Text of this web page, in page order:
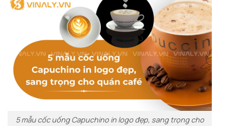
5 mẫu cốc uống Capuchino in logo đẹp, sang trọng cho